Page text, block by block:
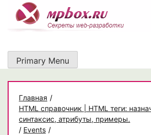
content
Primary Menu
Главная /
HTML справочник | HTML теги:
синтаксис, атрибуты, примеры.
/ Events /